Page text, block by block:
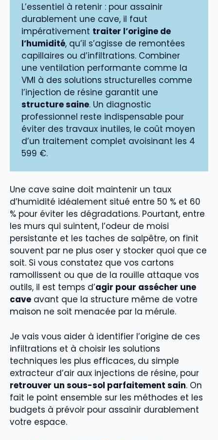
L’essentiel à retenir : pour assainir
durablement une cave, il faut
impérativement traiter l’origine de
l’humidité, qu’il s’agisse de remontées
capillaires ou d’infiltrations. Combiner
une ventilation performante comme la
VMI à des solutions structurelles comme
l’injection de résine garantit une
structure saine. Un diagnostic
professionnel reste indispensable pour
éviter des travaux inutiles, le coût moyen
d’un traitement complet avoisinant les 4
599 €.
Une cave saine doit maintenir un taux
d’humidité idéalement situé entre 50 % et 60
% pour éviter les dégradations. Pourtant, entre
les murs qui suintent, l’odeur de moisi
persistante et les taches de salpêtre, on finit
souvent par ne plus oser y stocker quoi que ce
soit. Si vous constatez que vos cartons
ramollissent ou que de la rouille attaque vos
outils, il est temps d’agir pour assécher une
cave avant que la structure même de votre
maison ne soit menacée par la mérule.
Je vais vous aider à identifier l’origine de ces
infiltrations et à choisir les solutions
techniques les plus efficaces, du simple
extracteur d’air aux injections de résine, pour
retrouver un sous-sol parfaitement sain. On
fait le point ensemble sur les méthodes et les
budgets à prévoir pour assainir durablement
votre espace.